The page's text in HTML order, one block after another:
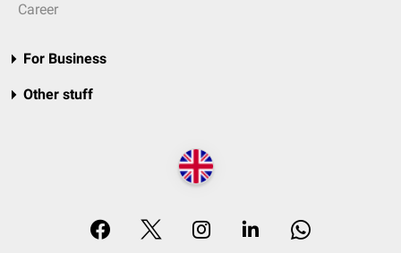
Career
For Business
Other stuff